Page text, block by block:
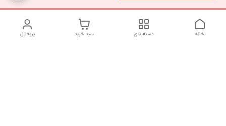
پروفایل سبد خرید دسته‌بندی خانه